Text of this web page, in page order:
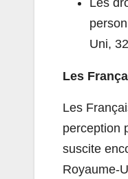
Uni,
Les
Les
perception
suscite
Royaume-